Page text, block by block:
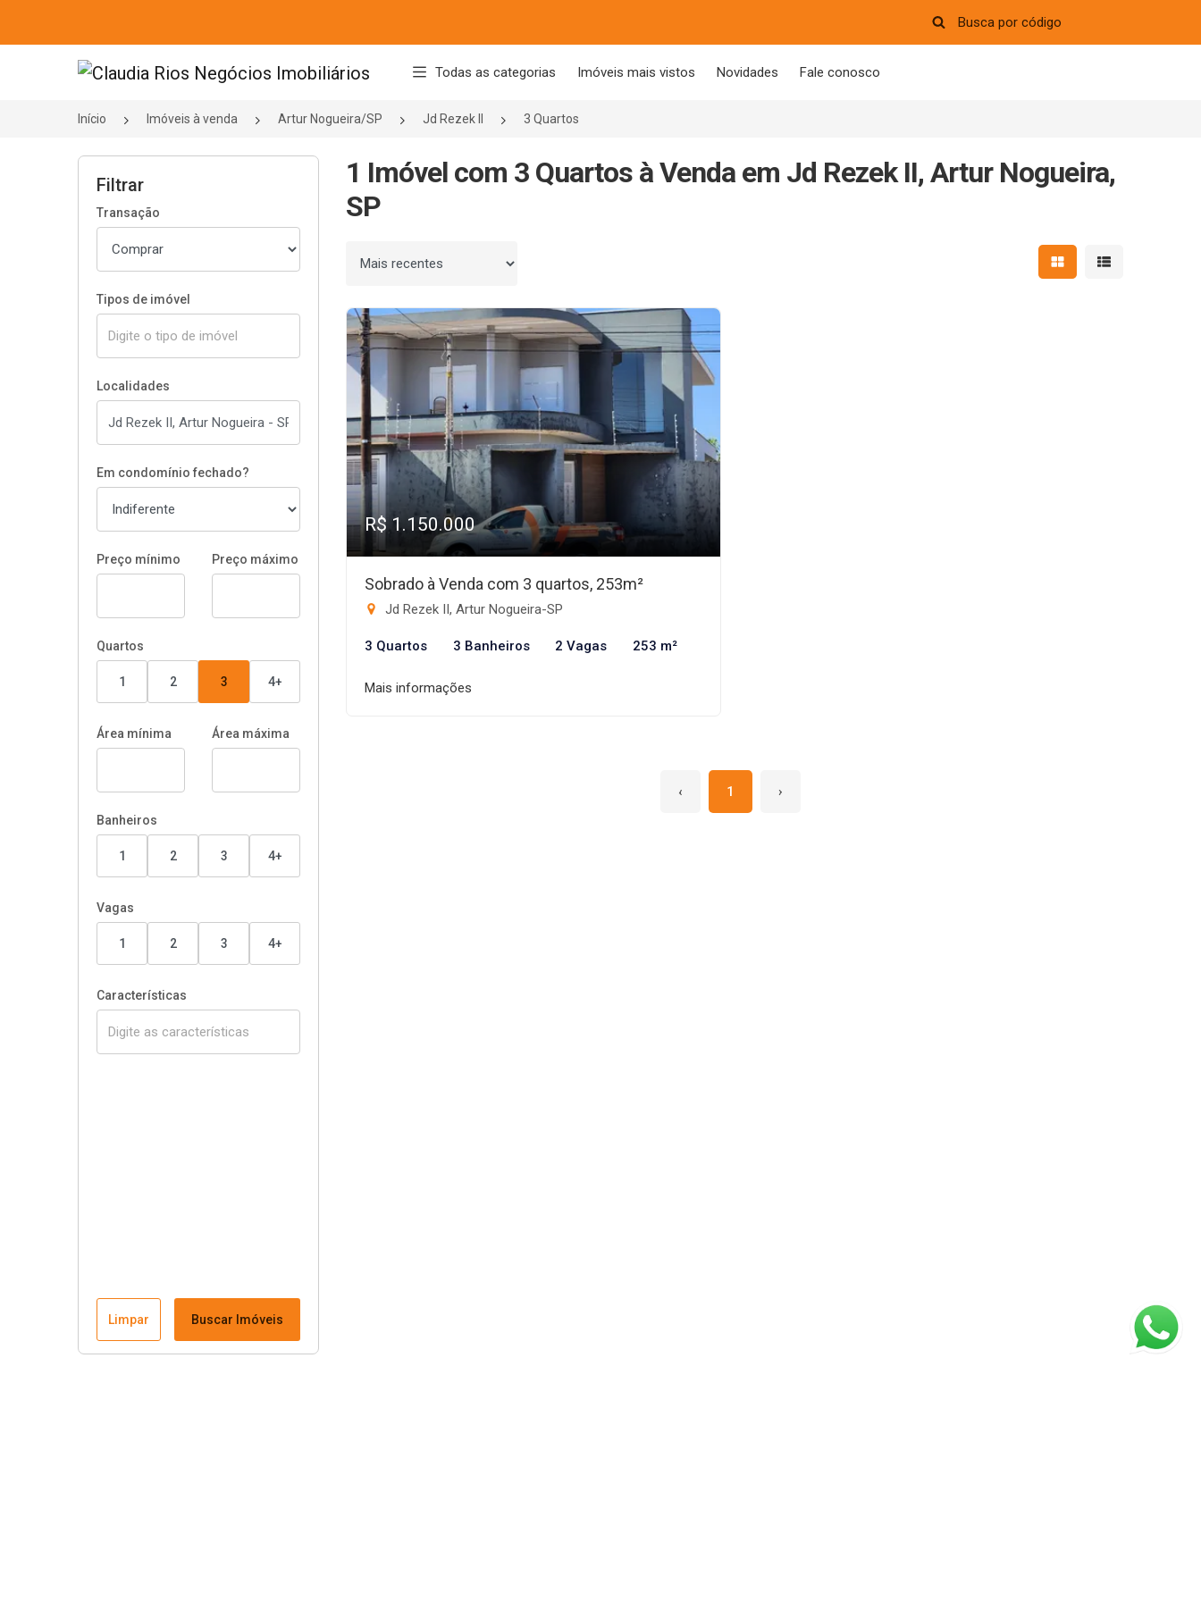
Página inicial Todas as categorias Imóveis mais vistos Novidades Fale conosco
Início Imóveis à venda Artur Nogueira/SP Jd Rezek II 3 Quartos
Filtrar
Transação
Tipos de imóvel
Localidades
Em condomínio fechado?
Preço mínimo Preço máximo
Quartos
1 2 3 4+
Área mínima Área máxima
Banheiros
1 2 3 4+
Vagas
1 2 3 4+
Características
Limpar Buscar Imóveis
1 Imóvel com 3 Quartos à Venda em Jd Rezek II, Artur Nogueira,
SP
Ordenar por Mostrar resultados em
Mostrar
R$ 1.150.000
Sobrado à Venda com 3 quartos, 253m²
Jd Rezek II, Artur Nogueira-SP
3 Quartos 3 Banheiros 2 Vagas 253 m²
Mais informações
‹ 1 ›